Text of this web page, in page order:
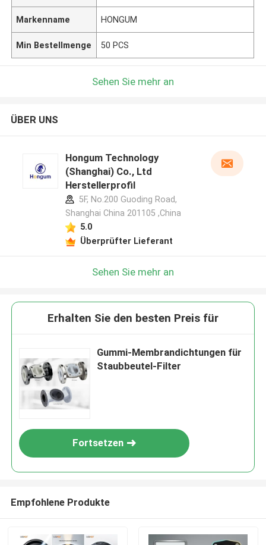
Markenname HONGUM
Min Bestellmenge 50 PCS
Sehen Sie mehr an
ÜBER UNS
Hongum Technology
(Shanghai) Co., Ltd
Herstellerprofil
5F, No.200 Guoding Road,
Shanghai China 201105 ,China
5.0
Überprüfter Lieferant
Sehen Sie mehr an
Erhalten Sie den besten Preis für
Gummi-Membrandichtungen für
Staubbeutel-Filter
Fortsetzen
Empfohlene Produkte